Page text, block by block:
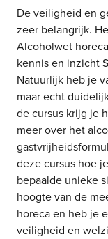
De veiligheid en
zeer belangrijk.
Alcoholwet
kennis en inzicht
Natuurlijk heb je
maar echt
de cursus krijg je
meer over het
deze cursus hoe
bepaalde unieke
hoogte van de
horeca en heb je
veiligheid en